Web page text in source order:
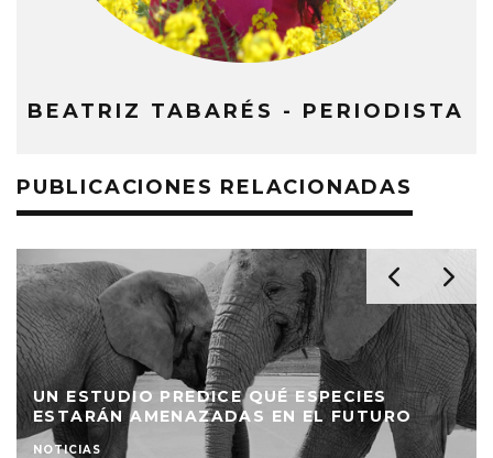
BEATRIZ TABARÉS - PERIODISTA
PUBLICACIONES RELACIONADAS
UN ESTUDIO PREDICE QUÉ ESPECIES
ESTARÁN AMENAZADAS EN EL FUTURO
NOTICIAS